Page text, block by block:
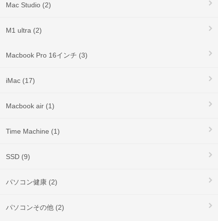
Mac Studio (2)
M1 ultra (2)
Macbook Pro 16インチ (3)
iMac (17)
Macbook air (1)
Time Machine (1)
SSD (9)
パソコン健康 (2)
パソコンその他 (2)